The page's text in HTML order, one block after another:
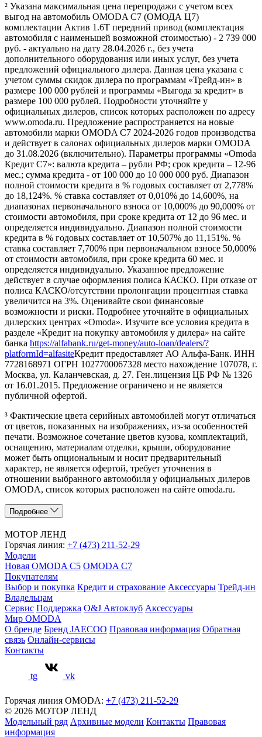
² Указана максимальная цена перепродажи с учетом всех
выгод на автомобиль OMODA C7 (ОМОДА Ц7)
комплектации Актив 1.6T передний привод (комплектация
автомобиля с наименьшей возможной стоимостью) - 2 739 000
руб. - актуально на дату 28.04.2026 г., без учета
дополнительного оборудования или иных услуг, без учета
предложений официального дилера. Данная цена указана с
учетом суммы скидок дилера по программам «Трейд-ин» в
размере 100 000 рублей и программы «Выгода за кредит» в
размере 100 000 рублей. Подробности уточняйте у
официальных дилеров, список которых расположен по адресу
www.omoda.ru. Предложение распространяется на новые
автомобили марки OMODA C7 2024-2026 годов производства
и действует в салонах официальных дилеров марки OMODA
до 31.08.2026 (включительно). Параметры программы «Omoda
Кредит C7»: валюта кредита – рубли РФ; срок кредита – 12-96
мес.; сумма кредита - от 100 000 до 10 000 000 руб. Диапазон
полной стоимости кредита в % годовых составляет от 2,778%
до 18,124%. % ставка составляет от 0,010% до 14,600%, на
диапазонах первоначального взноса от 10,000% до 90,000% от
стоимости автомобиля, при сроке кредита от 12 до 96 мес. и
определяется индивидуально. Диапазон полной стоимости
кредита в % годовых составляет от 10,507% до 11,151%. %
ставка составляет 7,700% при первоначальном взносе 50,000%
от стоимости автомобиля, при сроке кредита 60 мес. и
определяется индивидуально. Указанное предложение
действует в случае оформления полиса КАСКО. При отказе от
полиса КАСКО/отсутствии пролонгации процентная ставка
увеличится на 3%. Оценивайте свои финансовые
возможности и риски. Подробнее уточняйте в официальных
дилерских центрах «Omoda». Изучите все условия кредита в
разделе «Кредит на покупку автомобиля у дилера» на сайте
банка https://alfabank.ru/get-money/auto-loan/dealers/?
platformId=alfasiteКредит предоставляет АО Альфа-Банк. ИНН
7728168971 ОГРН 1027700067328 место нахождение 107078, г.
Москва, ул. Каланчевская, д. 27. Ген.лицензия ЦБ РФ № 1326
от 16.01.2015. Предложение ограничено и не является
публичной офертой.
³ Фактические цвета серийных автомобилей могут отличаться
от цветов, показанных на изображениях, из-за особенностей
печати. Возможное сочетание цветов кузова, комплектаций,
оснащению, материалам отделки, крыши, оборудование
может быть опциональным и носит предварительный
характер, не является офертой, требует уточнения в
отношении выбранного автомобиля у официальных дилеров
OMODA, список которых расположен на сайте omoda.ru.
Подробнее
МОТОР ЛЕНД
Горячая линия: +7 (473) 211-52-29
Модели
Новая OMODA C5 OMODA C7
Покупателям
Выбор и покупка Кредит и страхование Аксессуары Трейд-ин
Владельцам
Сервис Поддержка O&J Автоклуб Аксессуары
Мир OMODA
О бренде Бренд JAECOO Правовая информация Обратная
связь Онлайн-сервисы
Контакты
tg vk
Горячая линия OMODA: +7 (473) 211-52-29
© 2026 МОТОР ЛЕНД
Модельный ряд Архивные модели Контакты Правовая
информация